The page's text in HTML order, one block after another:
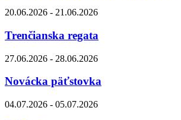
20.06.2026 - 21.06.2026
Trenčianska regata
27.06.2026 - 28.06.2026
Novácka päťstovka
04.07.2026 - 05.07.2026